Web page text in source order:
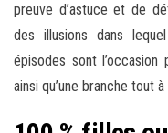
preuve d’astuce et de
des illusions dans
épisodes sont
ainsi qu’une branche tout